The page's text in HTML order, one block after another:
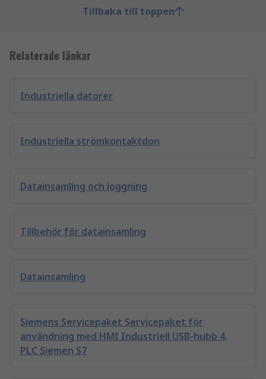
Tillbaka till toppen
Relaterade länkar
Industriella datorer
Industriella strömkontaktdon
Datainsamling och loggning
Tillbehör för datainsamling
Datainsamling
Siemens Servicepaket Servicepaket för
användning med HMI Industriell USB-hubb 4,
PLC Siemen S7